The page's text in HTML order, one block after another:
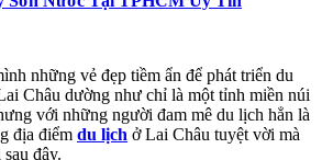
những vẻ đẹp tiềm ẩn để phát triển du
Châu dường như chỉ là một tỉnh miền núi
với những người đam mê du lịch hẳn là
địa điểm du lịch ở Lai Châu tuyệt vời mà
đây.